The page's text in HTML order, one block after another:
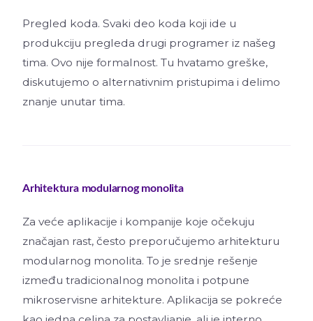
Pregled koda. Svaki deo koda koji ide u
produkciju pregleda drugi programer iz našeg
tima. Ovo nije formalnost. Tu hvatamo greške,
diskutujemo o alternativnim pristupima i delimo
znanje unutar tima.
Arhitektura modularnog monolita
Za veće aplikacije i kompanije koje očekuju
značajan rast, često preporučujemo arhitekturu
modularnog monolita. To je srednje rešenje
između tradicionalnog monolita i potpune
mikroservisne arhitekture. Aplikacija se pokreće